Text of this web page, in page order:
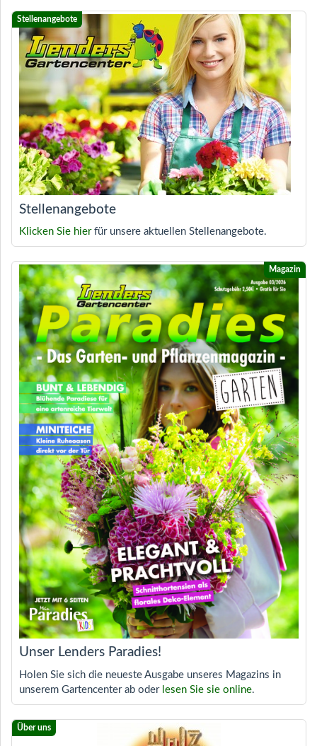
Stellenangebote
Klicken Sie hierfür unsere aktuellen Stellenangebote.
Unser Lenders Paradies!
Holen Sie sich die neueste Ausgabe unseres Magazins in
unserem Gartencenter ab oder lesen Sie sie online.